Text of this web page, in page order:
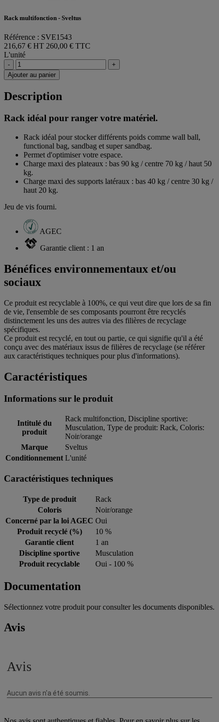
Rack multifonction - Sveltus
Référence : SVE1543
216,67 € HT 260,00 € TTC
L'unité
-
+
Ajouter au panier
Description
Rack idéal pour ranger votre matériel.
Rack idéal pour stocker différents poids comme wall ball,
functional bag, sandbag et super sandbag.
Permet d'optimiser votre espace.
Charge maxi des plateaux : bas 90 kg / centre 70 kg / haut 50
kg.
Charge maxi des supports latéraux : bas 40 kg / centre 30 kg /
haut 20 kg.
Jeu de vis fourni.
AGEC
Garantie client : 1 an
Bénéfices environnementaux et/ou
sociaux
Ce produit est recyclable à 100%, ce qui veut dire que lors de sa fin
de vie, l'ensemble de ses composants pourront être recyclés
distinctement les uns des autres via des filières de recyclage
spécifiques.
Ce produit est recyclé, en tout ou partie, ce qui signifie qu'il a été
conçu avec des matériaux issus de filières de recyclage (se référer
aux caractéristiques techniques pour plus d'informations).
Caractéristiques
Informations sur le produit
Intitulé du
produit
Rack multifonction, Discipline sportive:
Musculation, Type de produit: Rack, Coloris:
Noir/orange
Marque
Sveltus
Conditionnement L'unité
Caractéristiques techniques
Type de produit
Rack
Coloris
Noir/orange
Concerné par la loi AGEC Oui
Produit recyclé (%)
10 %
Garantie client
1 an
Discipline sportive
Musculation
Produit recyclable
Oui - 100 %
Documentation
Sélectionnez votre produit pour consulter les documents disponibles.
Avis